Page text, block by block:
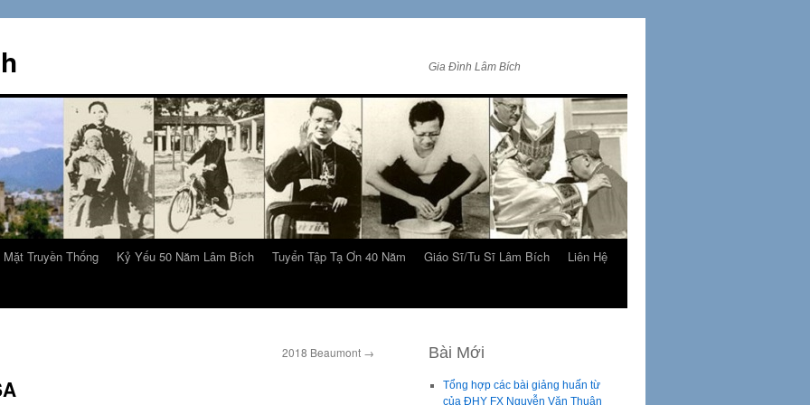
Gia Đình Lâm Bích
Mặt Truyền Thống Kỷ Yếu 50 Năm Lâm Bích Tuyển Tập Tạ Ơn 40 Năm Giáo Sĩ/Tu Sĩ Lâm Bích
Liên Hệ
2018 Beaumont → Bài Mới
Tổng hợp các bài giảng huấn từ
của ĐHY FX Nguyễn Văn Thuận